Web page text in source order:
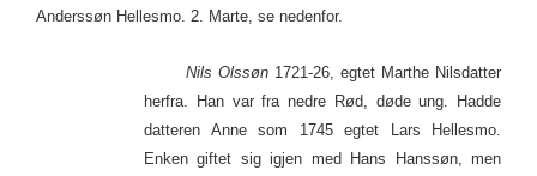
Anderssøn Hellesmo. 2. Marte, se nedenfor.
Nils Olssøn 1721-26, egtet Marthe Nilsdatter
herfra. Han var fra nedre Rød, døde ung. Hadde
datteren Anne som 1745 egtet Lars Hellesmo.
Enken giftet sig igjen med Hans Hanssøn, men